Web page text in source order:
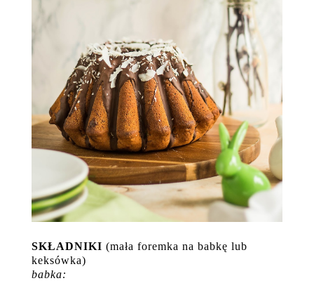
SKŁADNIKI (mała foremka na babkę lub
keksówka)
babka: